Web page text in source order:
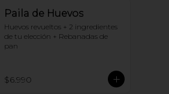
Paila de Huevos
Huevos revueltos + 2 ingredientes
de tu elección + Rebanadas de
pan
$6.990